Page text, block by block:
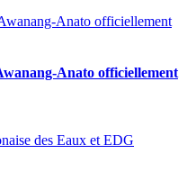
Anato officiellement